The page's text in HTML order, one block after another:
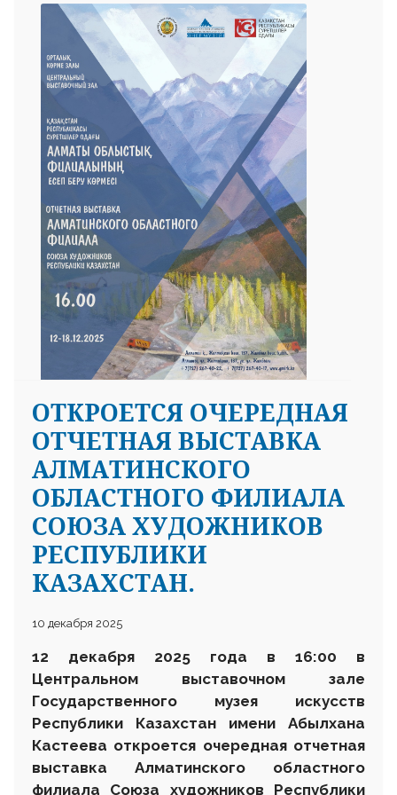
ОТКРОЕТСЯ ОЧЕРЕДНАЯ
ОТЧЕТНАЯ ВЫСТАВКА
АЛМАТИНСКОГО
ОБЛАСТНОГО ФИЛИАЛА
СОЮЗА ХУДОЖНИКОВ
РЕСПУБЛИКИ
КАЗАХСТАН.
10 декабря 2025
12 декабря 2025 года в 16:00 в
Центральном выставочном зале
Государственного музея искусств
Республики Казахстан имени Абылхана
Кастеева откроется очередная отчетная
выставка Алматинского областного
филиала Союза художников Республики